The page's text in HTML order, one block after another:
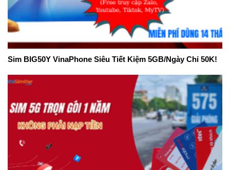
Sim BIG50Y VinaPhone Siêu Tiết Kiệm 5GB/Ngày Chỉ 50K!